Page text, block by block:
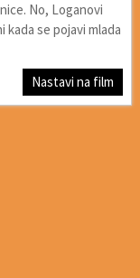
No, Loganovi
kada se pojavi mlada
Nastavi na film